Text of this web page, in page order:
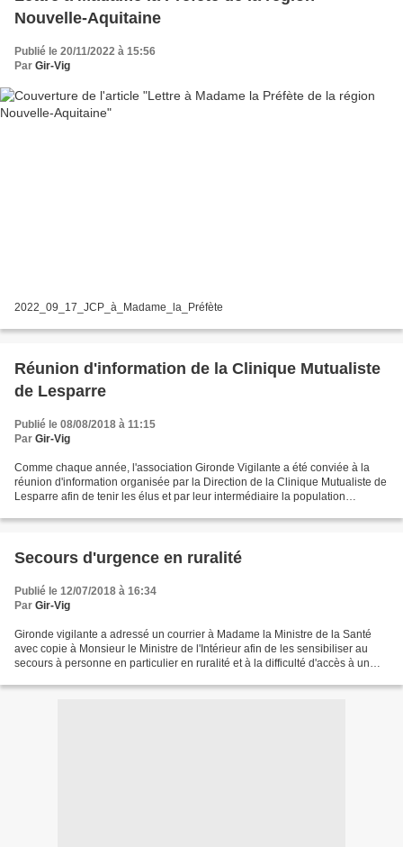
Nouvelle-Aquitaine
Publié le 20/11/2022 à 15:56
Par Gir-Vig
2022_09_17_JCP_à_Madame_la_Préfète
Réunion d'information de la Clinique Mutualiste
de Lesparre
Publié le 08/08/2018 à 11:15
Par Gir-Vig
Comme chaque année, l'association Gironde Vigilante a été conviée à la
réunion d'information organisée par la Direction de la Clinique Mutualiste de
Lesparre afin de tenir les élus et par leur intermédiaire la population
Secours d'urgence en ruralité
Publié le 12/07/2018 à 16:34
Par Gir-Vig
Gironde vigilante a adressé un courrier à Madame la Ministre de la Santé
avec copie à Monsieur le Ministre de l'Intérieur afin de les sensibiliser au
secours à personne en particulier en ruralité et à la difficulté d'accès à un